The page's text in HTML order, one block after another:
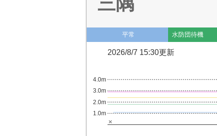
平常 水防団待機
2026/8/7 15:30更新
1.0m
2.0m
3.0m
4.0m
×